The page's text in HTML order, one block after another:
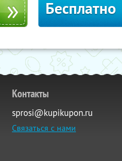
Бесплатно
Контакты
sprosi@kupikupon.ru
Связаться с нами